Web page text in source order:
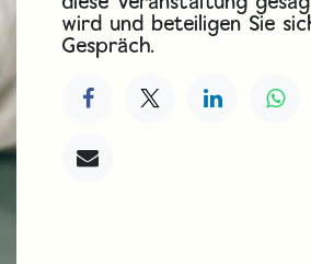
wird und beteiligen Sie
Gespräch.